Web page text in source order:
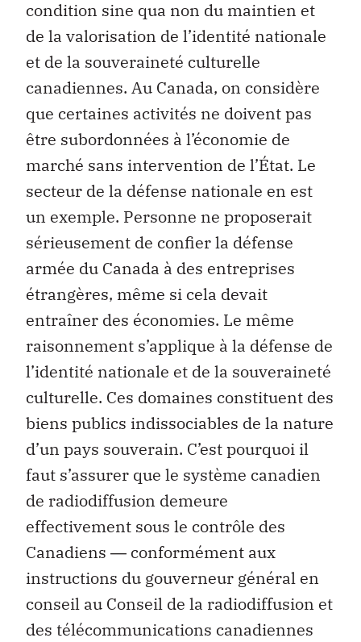
condition sine qua non du maintien et
de la valorisation de l’identité nationale
et de la souveraineté culturelle
canadiennes. Au Canada, on considère
que certaines activités ne doivent pas
être subordonnées à l’économie de
marché sans intervention de l’État. Le
secteur de la défense nationale en est
un exemple. Personne ne proposerait
sérieusement de confier la défense
armée du Canada à des entreprises
étrangères, même si cela devait
entraîner des économies. Le même
raisonnement s’applique à la défense de
l’identité nationale et de la souveraineté
culturelle. Ces domaines constituent des
biens publics indissociables de la nature
d’un pays souverain. C’est pourquoi il
faut s’assurer que le système canadien
de radiodiffusion demeure
effectivement sous le contrôle des
Canadiens ― conformément aux
instructions du gouverneur général en
conseil au Conseil de la radiodiffusion et
des télécommunications canadiennes